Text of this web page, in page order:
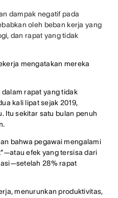
dampak negatif pada
oleh beban kerja yang
dan rapat yang tidak
mengatakan mereka
rapat yang tidak
kali lipat sejak 2019,
Itu sekitar satu bulan penuh
bahwa pegawai mengalami
efek yang tersisa dari
28% rapat
menurunkan produktivitas,